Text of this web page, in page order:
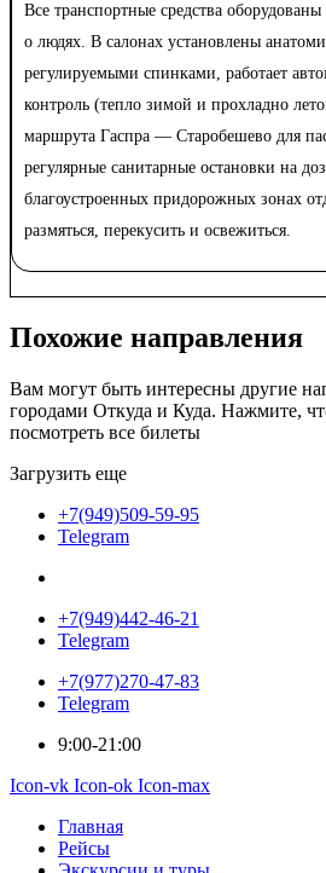
Все транспортные средства
о людях. В салонах установлены
регулируемыми спинками, работает
контроль (тепло зимой и прохладно
маршрута Гаспра — Старобешево для
регулярные санитарные остановки на
благоустроенных придорожных зонах
размяться, перекусить и освежиться.
Похожие направления
Вам могут быть интересны другие
городами Откуда и Куда. Нажмите,
посмотреть все билеты
Загрузить еще
+7(949)509-59-95
Telegram
+7(949)442-46-21
Telegram
+7(977)270-47-83
Telegram
9:00-21:00
Icon-vk Icon-ok Icon-max
Главная
Рейсы